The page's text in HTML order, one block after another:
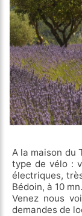
A la maison du
type de vélo :
électriques,
Bédoin, à 10 mn.
Venez nous
demandes de